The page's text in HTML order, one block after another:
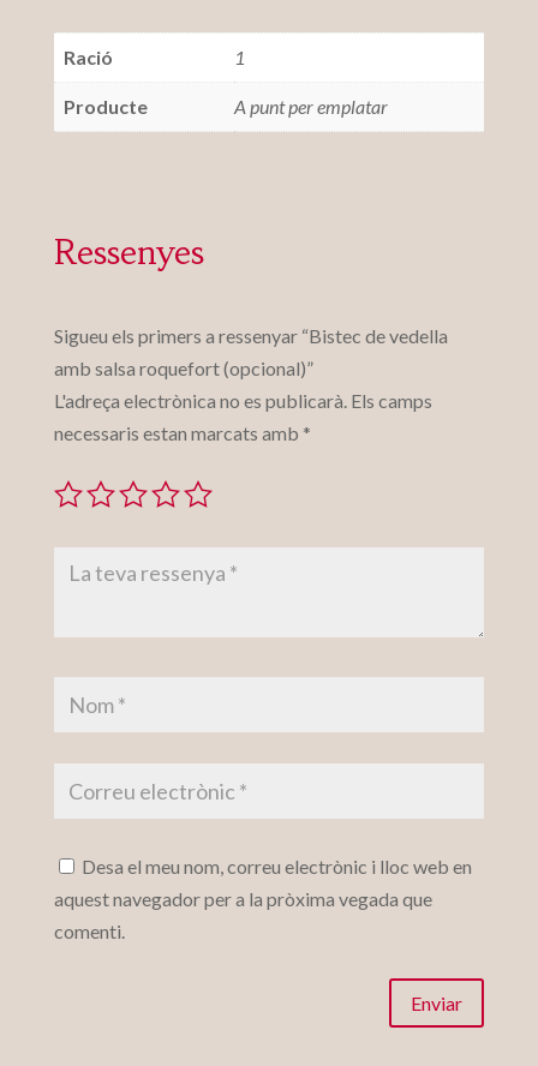
Ració 1
Producte A punt per emplatar
Ressenyes
Sigueu els primers a ressenyar “Bistec de vedella
amb salsa roquefort (opcional)”
L'adreça electrònica no es publicarà. Els camps
necessaris estan marcats amb *
Desa el meu nom, correu electrònic i lloc web en
aquest navegador per a la pròxima vegada que
comenti.
Enviar